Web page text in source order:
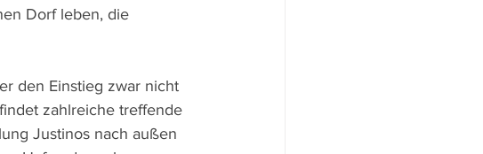
Dorf leben, die
den Einstieg zwar nicht
zahlreiche treffende
Justinos nach außen